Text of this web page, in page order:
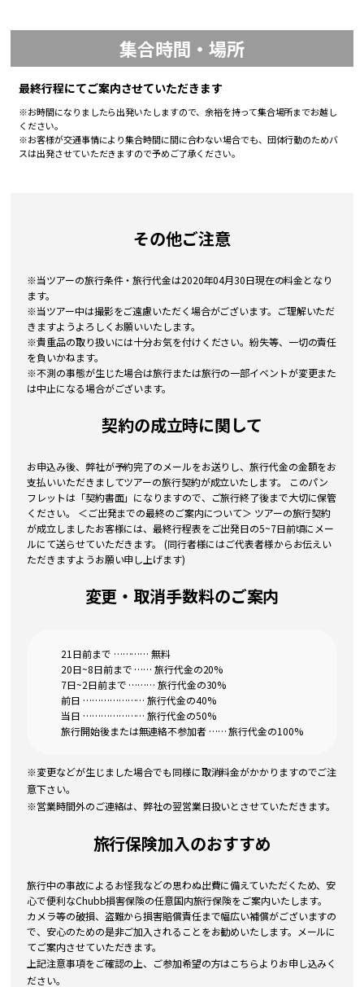
集合時間・場所
最終行程にてご案内させていただきます
※お時間になりましたら出発いたしますので、余裕を持って集合場所までお越し
ください。
※お客様が交通事情により集合時間に間に合わない場合でも、団体行動のためバ
スは出発させていただきますので予めご了承ください。
その他ご注意
※当ツアーの旅行条件・旅行代金は2020年04月30日現在の料金となり
ます。
※当ツアー中は撮影をご遠慮いただく場合がございます。ご理解いただ
きますようよろしくお願いいたします。
※貴重品の取り扱いには十分お気を付けください。紛失等、一切の責任
を負いかねます。
※不測の事態が生じた場合は旅行または旅行の一部イベントが変更また
は中止になる場合がございます。
契約の成立時に関して
お申込み後、弊社が予約完了のメールをお送りし、旅行代金の金額をお
支払いいただきましてツアーの旅行契約が成立いたします。 このパン
フレットは「契約書面」になりますので、ご旅行終了後まで大切に保管
ください。 ＜ご出発までの最終のご案内について＞ ツアーの旅行契約
が成立しましたお客様には、最終行程表をご出発日の5~7日前頃にメー
ルにて送らせていただきます。 (同行者様にはご代表者様からお伝えい
ただきますようお願い申し上げます)
変更・取消手数料のご案内
21日前まで ………… 無料
20日~8日前まで …… 旅行代金の20%
7日~2日前まで ……… 旅行代金の30%
前日 ………………… 旅行代金の40%
当日 ………………… 旅行代金の50%
旅行開始後または無連絡不参加者 …… 旅行代金の100%
※変更などが生じました場合でも同様に取消料金がかかりますのでご注
意下さい。
※営業時間外のご連絡は、弊社の翌営業日扱いとさせていただきます。
旅行保険加入のおすすめ
旅行中の事故によるお怪我などの思わぬ出費に備えていただくため、安
心で便利なChubb損害保険の任意国内旅行保険をご案内いたします。
カメラ等の破損、盗難から損害賠償責任まで幅広い補償がございますの
で、安心のための是非ご加入されることをお勧めいたします。メールに
てご案内させていただきます。
上記注意事項をご確認の上、ご参加希望の方はこちらよりお申し込みく
ださい。